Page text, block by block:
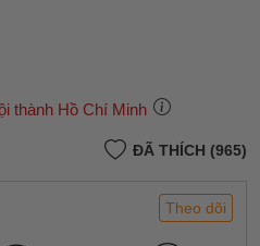
thành Hồ Chí Minh
ĐÃ THÍCH (965)
Theo dõi